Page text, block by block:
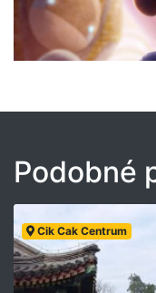
Podobné
Cik Cak Centrum